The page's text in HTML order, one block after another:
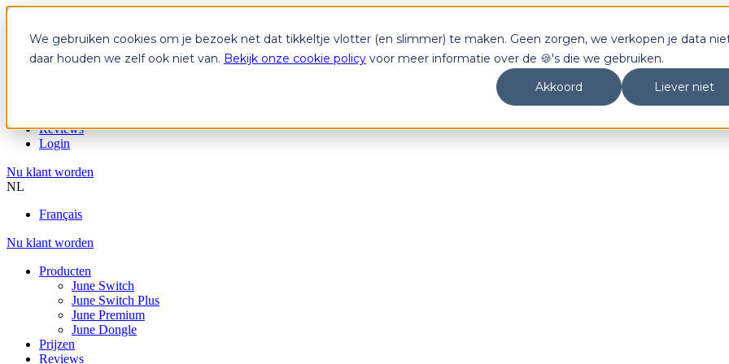
We gebruiken cookies om je bezoek net dat tikkeltje vlotter (en slimmer) te maken. Geen zorgen, we verkopen je data
daar houden we zelf ook niet van. Bekijk onze cookie policy voor meer informatie over de 🍪's die we gebruiken.
Akkoord
Liever niet
Producten
June Switch
Reviews
Login
Nu klant worden
NL
Français
Nu klant worden
Producten
June Switch
June Switch Plus
June Premium
June Dongle
Prijzen
Reviews